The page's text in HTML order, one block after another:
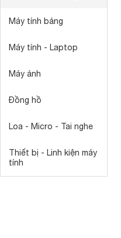
Máy tính bảng
Máy tính - Laptop
Máy ảnh
Đồng hồ
Loa - Micro - Tai nghe
Thiết bị - Linh kiện máy
tính